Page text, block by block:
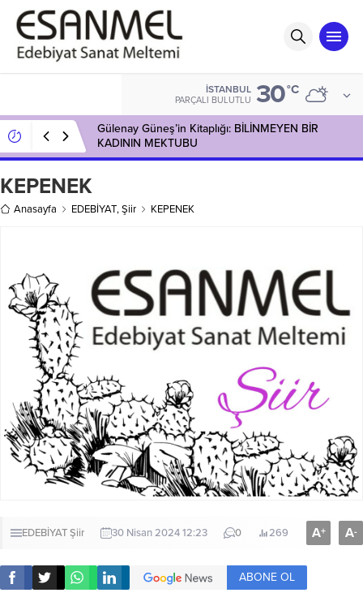
İSTANBUL
PARÇALI BULUTLU 30°C
Gülenay Güneş’in Kitaplığı: BİLİNMEYEN BİR
KADININ MEKTUBU
KEPENEK
Anasayfa EDEBİYAT,Şiir KEPENEK
EDEBİYATŞiir 30 Nisan 2024 12:23 0 269 A+ A-
ABONE OL